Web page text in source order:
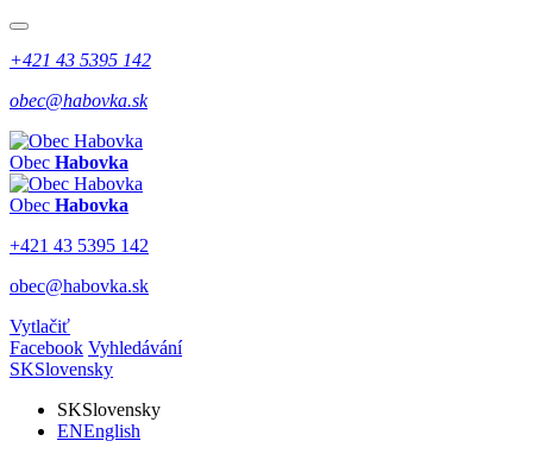
+421 43 5395 142
obec@habovka.sk
Obec Habovka
Obec Habovka
+421 43 5395 142
obec@habovka.sk
Vytlačiť
Facebook Vyhledávání
SKSlovensky
SKSlovensky
ENEnglish